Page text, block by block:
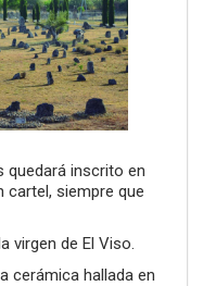
quedará inscrito en
cartel, siempre que
virgen de El Viso.
cerámica hallada en